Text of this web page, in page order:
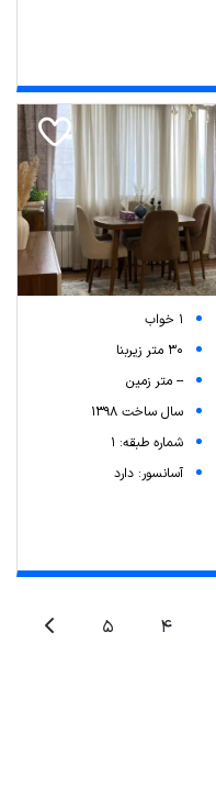
1 خواب
30 متر زیربنا
-- متر زمین
سال ساخت 1398
شماره طبقه: 1
آسانسور: دارد
4
5